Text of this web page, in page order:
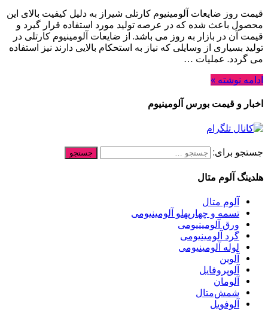
قیمت روز ضایعات آلومینیوم کارتلی شیراز به دلیل کیفیت بالای این
محصول باعث شده که در عرصه تولید مورد استفاده قرار گیرد و
قیمت آن در بازار به روز می باشد. از ضایعات آلومینیوم کارتلی در
تولید بسیاری از وسایلی که نیاز به استحکام بالایی دارند نیز استفاده
می گردد. عملیات …
ادامه نوشته »
اخبار و قیمت بورس آلومینیوم
جستجو برای:
هلدینگ آلوم متال
آلوم متال
تسمه و چهارپهلو آلومینیومی
ورق آلومینیومی
گرد آلومینیومی
لوله آلومینیومی
آلوین
آلوپروفایل
آلومان
شمش‌متال
آلوفویل